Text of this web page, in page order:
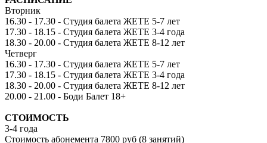
Вторник
16.30 - 17.30 - Студия балета ЖЕТЕ 5-7 лет
17.30 - 18.15 - Студия балета ЖЕТЕ 3-4 года
18.30 - 20.00 - Студия балета ЖЕТЕ 8-12 лет
Четверг
16.30 - 17.30 - Студия балета ЖЕТЕ 5-7 лет
17.30 - 18.15 - Студия балета ЖЕТЕ 3-4 года
18.30 - 20.00 - Студия балета ЖЕТЕ 8-12 лет
20.00 - 21.00 - Боди Балет 18+
СТОИМОСТЬ
3-4 года
Стоимость абонемента 7800 руб (8 занятий)